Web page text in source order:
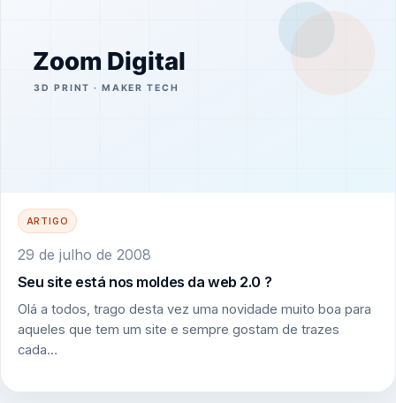
ARTIGO
29 de julho de 2008
Seu site está nos moldes da web 2.0 ?
Olá a todos, trago desta vez uma novidade muito boa para
aqueles que tem um site e sempre gostam de trazes
cada…